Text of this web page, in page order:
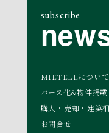
subscribe
MIETELLについて
パース化&物件掲載
購入・売却・建築
お問合せ